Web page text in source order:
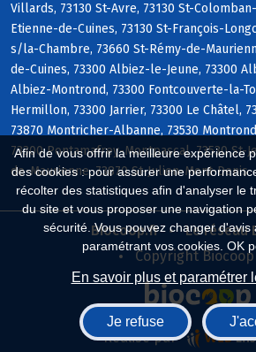
Afin de vous offrir la meilleure expérience
des cookies : pour assurer une
récolter des statistiques afin d'analyser le
du site et vous proposer une navigation
sécurité. Vous pouvez changer d'avis
paramétrant vos cookies. OK
En savoir plus et paramétrer
Je refuse
Villards, 73130 St-Avre, 73130 St-
Etienne-de-Cuines, 73130 St-François-
s/la-Chambre, 73660 St-Rémy-de-
de-Cuines, 73300 Albiez-le-Jeune, 73300
Albiez-Montrond, 73300 Fontcouverte-la-
Hermillon, 73300 Jarrier, 73300 Le Châtel,
73870 Montricher-Albanne, 73530
73300 Pontamafrey-Montpascal, 73530 St-
de-Maurienne, 73870 St-Julien-Mont-Denis
Biocoop.fr
Le réseau
Copyright Biocoop
Réalisé par